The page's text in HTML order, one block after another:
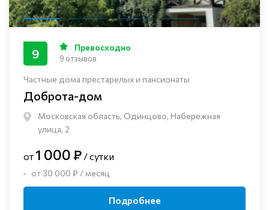
Частные дома престарелых и пансионаты
Доброта-дом
Московская область, Одинцово, Набережная
улица, 2
9 Превосходно
9 отзывов
от1 000 ₽ / сутки
от 30 000 ₽ / месяц
Подробнее